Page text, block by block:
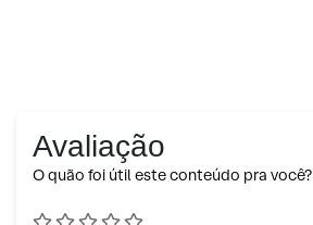
Avaliação
O quão foi útil este conteúdo pra você?